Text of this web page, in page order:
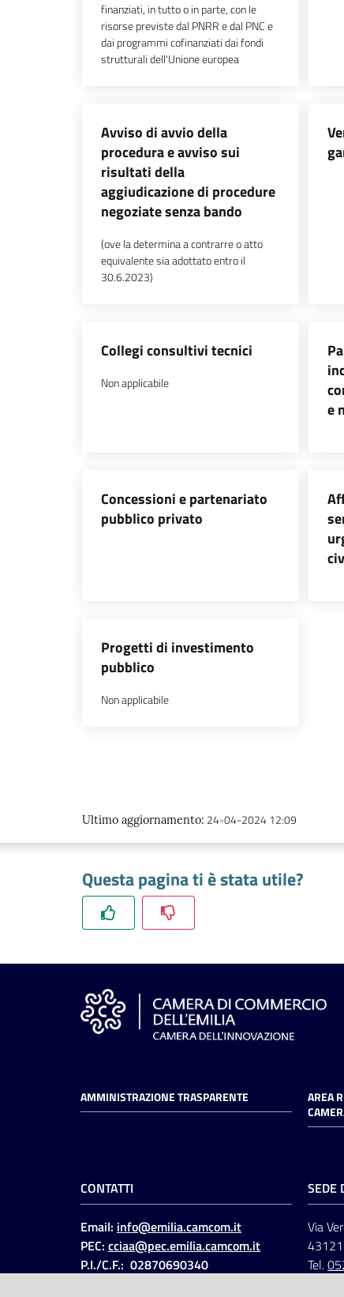
finanziati, in tutto o in parte, con le
risorse previste dal PNRR e dal PNC e
dai programmi cofinanziati dai fondi
strutturali dell'Unione europea
Avviso di avvio della
procedura e avviso sui
risultati della
aggiudicazione di procedure
negoziate senza bando
(ove la determina a contrarre o atto
equivalente sia adottato entro il
30.6.2023)
Collegi consultivi tecnici
Non applicabile
e
Concessioni e partenariato
pubblico privato
Progetti di investimento
pubblico
Non applicabile
Ultimo aggiornamento: 24-04-2024 12:09
Questa pagina ti è stata utile?
AMMINISTRAZIONE TRASPARENTE
AREA
CONTATTI
Email: info@emilia.camcom.it
PEC: cciaa@pec.emilia.camcom.it
P.I./C.F.: 02870690340
SEDE
Via
Tel.